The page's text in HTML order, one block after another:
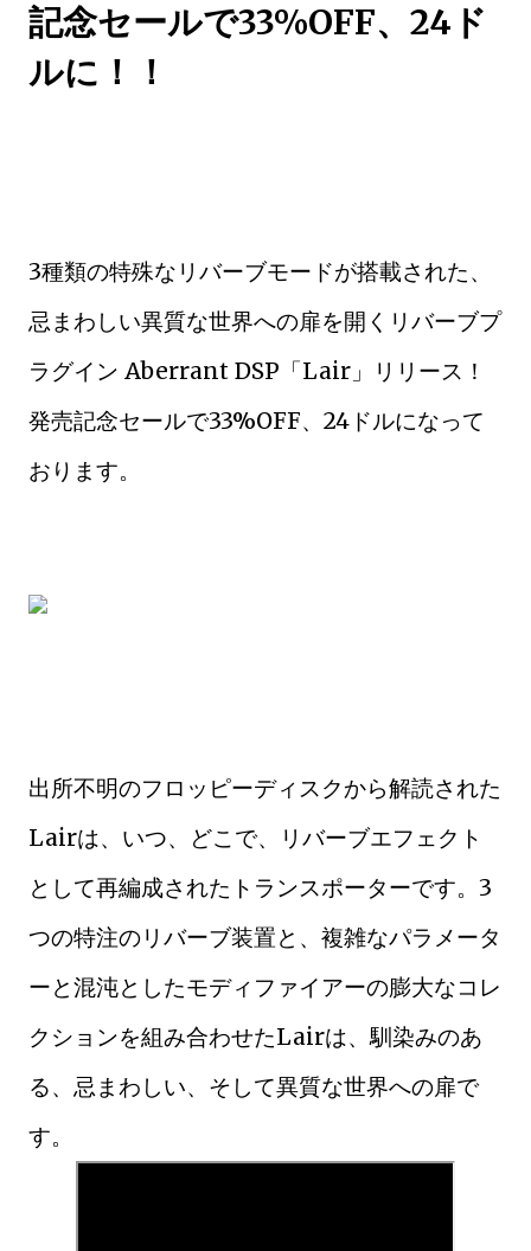
記念セールで33%OFF、24ド
ルに！！
3種類の特殊なリバーブモードが搭載された、
忌まわしい異質な世界への扉を開くリバーブプ
ラグイン Aberrant DSP「Lair」リリース！
発売記念セールで33%OFF、24ドルになって
おります。
出所不明のフロッピーディスクから解読された
Lairは、いつ、どこで、リバーブエフェクト
として再編成されたトランスポーターです。3
つの特注のリバーブ装置と、複雑なパラメータ
ーと混沌としたモディファイアーの膨大なコレ
クションを組み合わせたLairは、馴染みのあ
る、忌まわしい、そして異質な世界への扉で
す。